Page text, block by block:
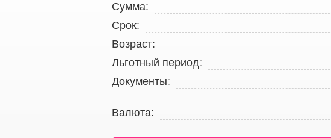
Сумма:
Срок:
Возраст:
Льготный период:
Документы:
Валюта: